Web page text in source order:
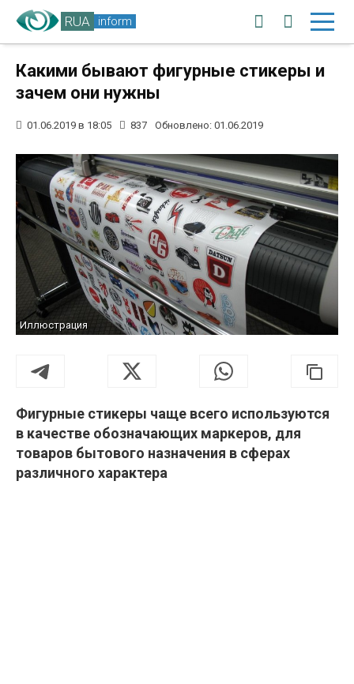
RUA inform
Какими бывают фигурные стикеры и
зачем они нужны
01.06.2019 в 18:05 837 Обновлено: 01.06.2019
Иллюстрация
Фигурные стикеры чаще всего используются
в качестве обозначающих маркеров, для
товаров бытового назначения в сферах
различного характера